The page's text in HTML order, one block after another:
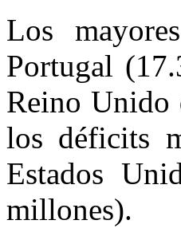
Los
Portugal
Reino Unido
los déficits
Estados
millones).